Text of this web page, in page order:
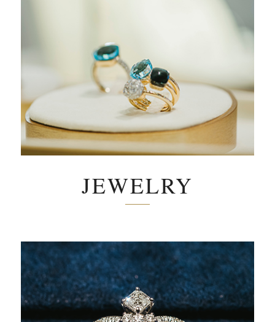
JEWELRY